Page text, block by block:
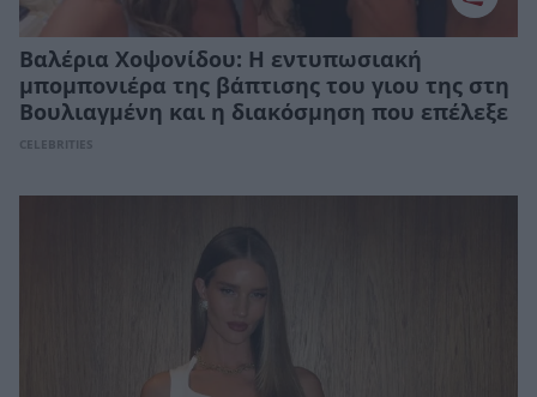
Βαλέρια Χοψονίδου: Η εντυπωσιακή
μπομπονιέρα της βάπτισης του γιου της στη
Βουλιαγμένη και η διακόσμηση που επέλεξε
CELEBRITIES